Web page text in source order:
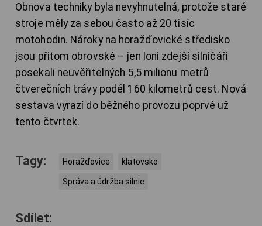
Obnova techniky byla nevyhnutelná, protože staré
stroje měly za sebou často až 20 tisíc
motohodin. Nároky na horažďovické středisko
jsou přitom obrovské – jen loni zdejší silničáři
posekali neuvěřitelných 5,5 milionu metrů
čtverečních trávy podél 160 kilometrů cest. Nová
sestava vyrazí do běžného provozu poprvé už
tento čtvrtek.
Tagy: Horažďovice klatovsko
Správa a údržba silnic
Sdílet: